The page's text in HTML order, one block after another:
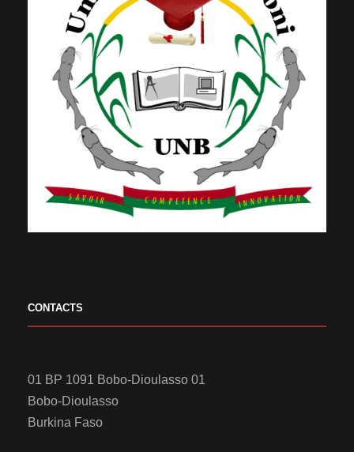
CONTACTS
01 BP 1091 Bobo-Dioulasso 01
Bobo-Dioulasso
Burkina Faso